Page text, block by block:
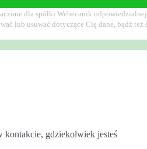
dla spółki Webecanik
lub usuwać dotyczące Cię dane, bądź
kontakcie, gdziekolwiek jesteś